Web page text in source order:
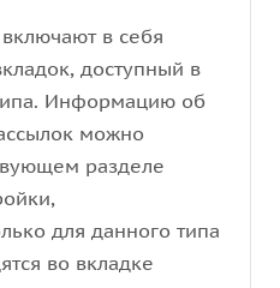
в себя
доступный в
Информацию об
можно
разделе
для данного типа
во вкладке